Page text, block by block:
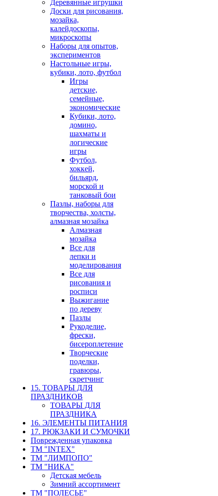
Деревянные игрушки
Доски для рисования,
мозайка,
калейдоскопы,
микроскопы
Наборы для опытов,
экспериментов
Настольные игры,
кубики, лото, футбол
Игры
детские,
семейные,
экономические
Кубики, лото,
домино,
шахматы и
логические
игры
Футбол,
хоккей,
бильярд,
морской и
танковый бои
Пазлы, наборы для
творчества, холсты,
алмазная мозайка
Алмазная
мозайка
Все для
лепки и
моделирования
Все для
рисования и
росписи
Выжигание
по дереву
Пазлы
Рукоделие,
фрески,
бисероплетение
Творческие
поделки,
гравюры,
скретчинг
15. ТОВАРЫ ДЛЯ
ПРАЗДНИКОВ
ТОВАРЫ ДЛЯ
ПРАЗДНИКА
16. ЭЛЕМЕНТЫ ПИТАНИЯ
17. РЮКЗАКИ И СУМОЧКИ
Поврежденная упаковка
ТМ "INTEX"
ТМ "ЛИМПОПО"
ТМ "НИКА"
Детская мебель
Зимний ассортимент
ТМ "ПОЛЕСЬЕ"